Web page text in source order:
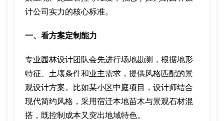
计公司实力的核心标准。
一、看方案定制能力
专业园林设计团队会先进行场地勘测，根据地形
特征、土壤条件和业主需求，提供风格匹配的景
观设计方案。比如某小区中庭项目，设计师结合
现代简约风格，采用宿迁本地苗木与景观石材混
搭，既控制成本又突出地域特色。